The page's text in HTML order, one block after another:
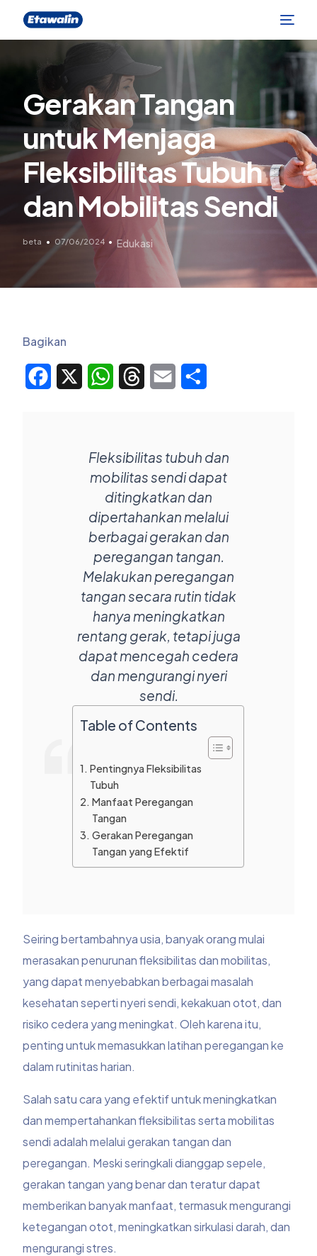
Gerakan Tangan
untuk Menjaga
Fleksibilitas Tubuh
dan Mobilitas Sendi
beta 07/06/2024 Edukasi
Bagikan
Facebook WhatsAppThreadsEmail
Fleksibilitas tubuh dan
mobilitas sendi dapat
ditingkatkan dan
dipertahankan melalui
berbagai gerakan dan
peregangan tangan.
Melakukan peregangan
tangan secara rutin tidak
hanya meningkatkan
rentang gerak, tetapi juga
dapat mencegah cedera
dan mengurangi nyeri
sendi.
Table of Contents
Pentingnya Fleksibilitas
Tubuh
Manfaat Peregangan
Tangan
Gerakan Peregangan
Tangan yang Efektif
Seiring bertambahnya usia, banyak orang mulai
merasakan penurunan fleksibilitas dan mobilitas,
yang dapat menyebabkan berbagai masalah
kesehatan seperti nyeri sendi, kekakuan otot, dan
risiko cedera yang meningkat. Oleh karena itu,
penting untuk memasukkan latihan peregangan ke
dalam rutinitas harian.
Salah satu cara yang efektif untuk meningkatkan
dan mempertahankan fleksibilitas serta mobilitas
sendi adalah melalui gerakan tangan dan
peregangan. Meski seringkali dianggap sepele,
gerakan tangan yang benar dan teratur dapat
memberikan banyak manfaat, termasuk mengurangi
ketegangan otot, meningkatkan sirkulasi darah, dan
mengurangi stres.